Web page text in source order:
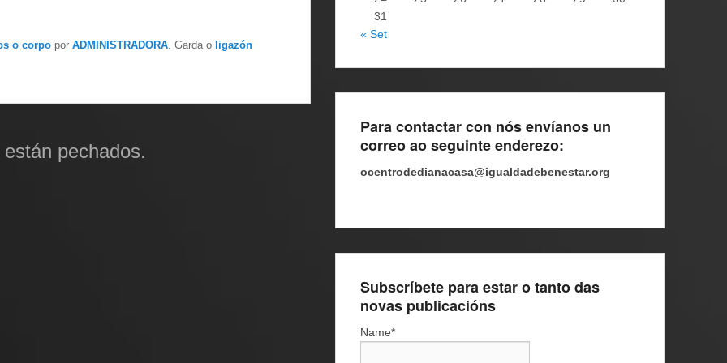
o corpo por ADMINISTRADORA . Garda o ligazón
pechados.
31
« Set
Para contactar con nós envíanos un
correo ao seguinte enderezo:
ocentrodedianacasa@igualdadebenestar.org
Subscríbete para estar o tanto das
novas publicacións
Name*